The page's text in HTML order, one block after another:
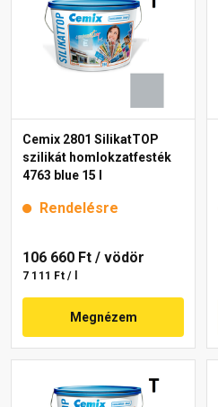
Cemix 2801 SilikatTOP
szilikát homlokzatfesték
4763 blue 15 l
Rendelésre
106 660 Ft / vödör
7 111 Ft / l
Megnézem